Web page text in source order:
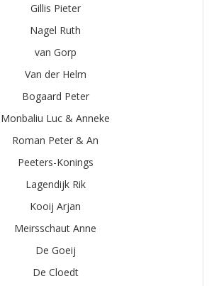
Gillis Pieter
Nagel Ruth
van Gorp
Van der Helm
Bogaard Peter
Monbaliu Luc & Anneke
Roman Peter & An
Peeters-Konings
Lagendijk Rik
Kooij Arjan
Meirsschaut Anne
De Goeij
De Cloedt